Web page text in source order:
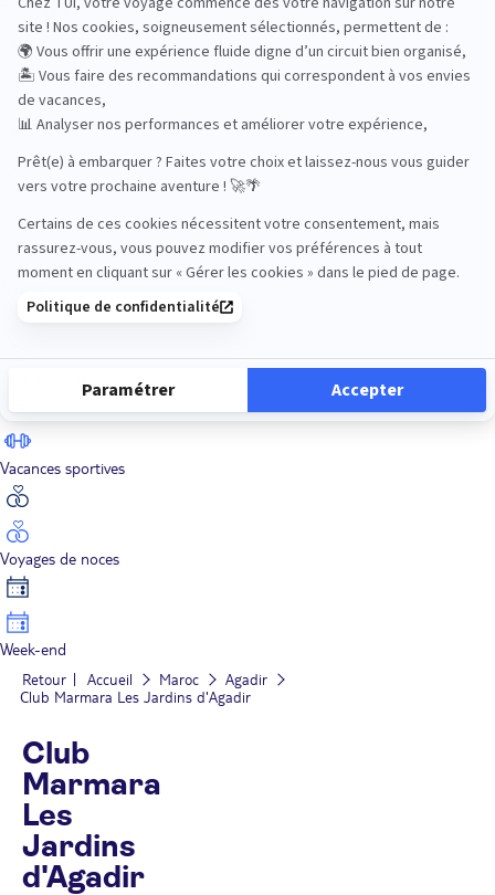
Road Trips
Safari
Sénior
Vacances sportives
Voyages de noces
Week-end
Retour Accueil Maroc
Agadir
Club Marmara Les Jardins d'Agadir
Club
Marmara
Les
Jardins
d'Agadir